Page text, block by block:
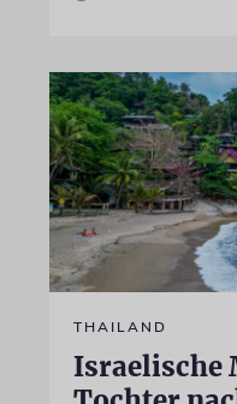
THAILAND
Israelische